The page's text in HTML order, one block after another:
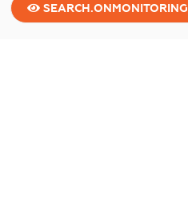
SEARCH.ONMONITORING